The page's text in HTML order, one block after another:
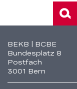
Fusszeile
BEKB | BCBE
Bundesplatz 8
Postfach
3001 Bern